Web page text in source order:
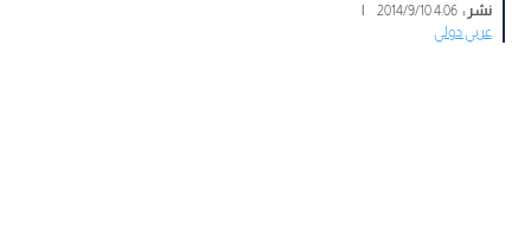
نشر :4:06 2014/9/10
|
عربي دولي